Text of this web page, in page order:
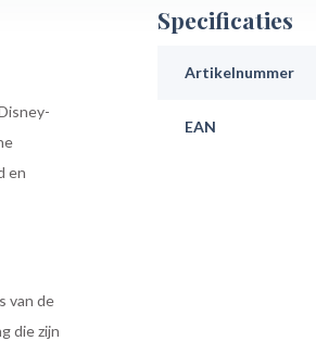
en
van de
die zijn
Specificaties
Artikelnummer
EAN